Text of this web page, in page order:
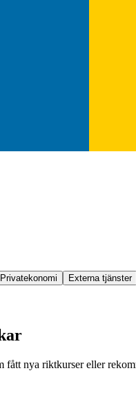
Privatekonomi Externa tjänster
nya riktkurser eller